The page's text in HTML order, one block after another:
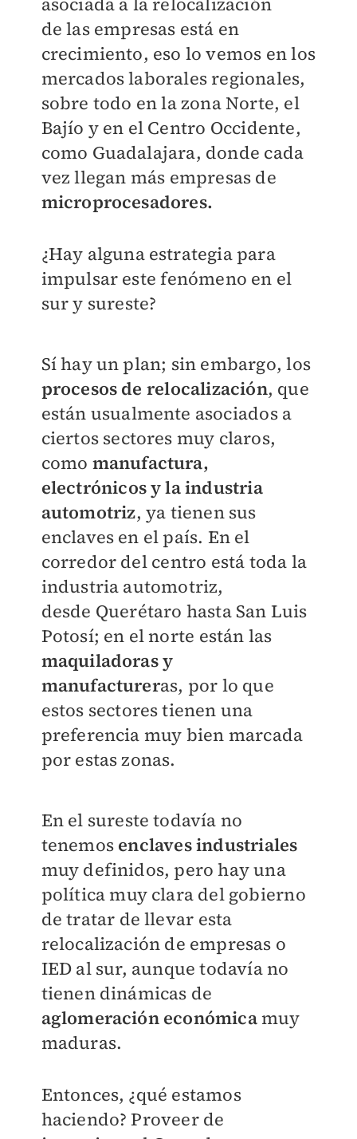
delas empresas está en
crecimiento, eso lo vemos en los
mercados laborales regionales,
sobre todo en la zona Norte, el
Bajío y en el Centro Occidente,
como Guadalajara, donde cada
vezllegan más empresas de
microprocesadores.
¿Hay alguna estrategia para
impulsar estefenómeno en el
sur y sureste?
Sí hay un plan; sin embargo, los
procesos de relocalización, que
están usualmente asociados a
ciertos sectores muy claros,
como manufactura,
electrónicos y la industria
automotriz, ya tienen sus
enclaves en el país. En el
corredor del centro está toda la
industria automotriz,
desde Querétaro hasta San Luis
Potosí; en el norte están las
maquiladoras y
manufactureras, por lo que
estos sectores tienen una
preferencia muy bien marcada
por estas zonas.
En el sureste todavía no
tenemos enclavesindustriales
muy definidos, pero hay una
política muy clara del gobierno
de tratar de llevar esta
relocalización de empresas o
IED al sur, aunque todavía no
tienen dinámicas de
aglomeración económicamuy
maduras.
Entonces, ¿qué estamos
haciendo? Proveer de